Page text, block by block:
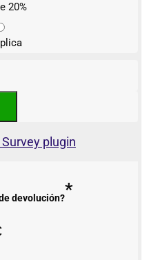
20%
plugin
devolución?*